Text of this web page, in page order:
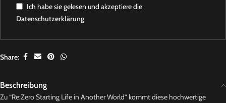
Ich habe sie gelesen und akzeptiere die
Datenschutzerklärung
Share:
Beschreibung
Zu “Re:Zero Starting Life in Another World” kommt diese hochwertige